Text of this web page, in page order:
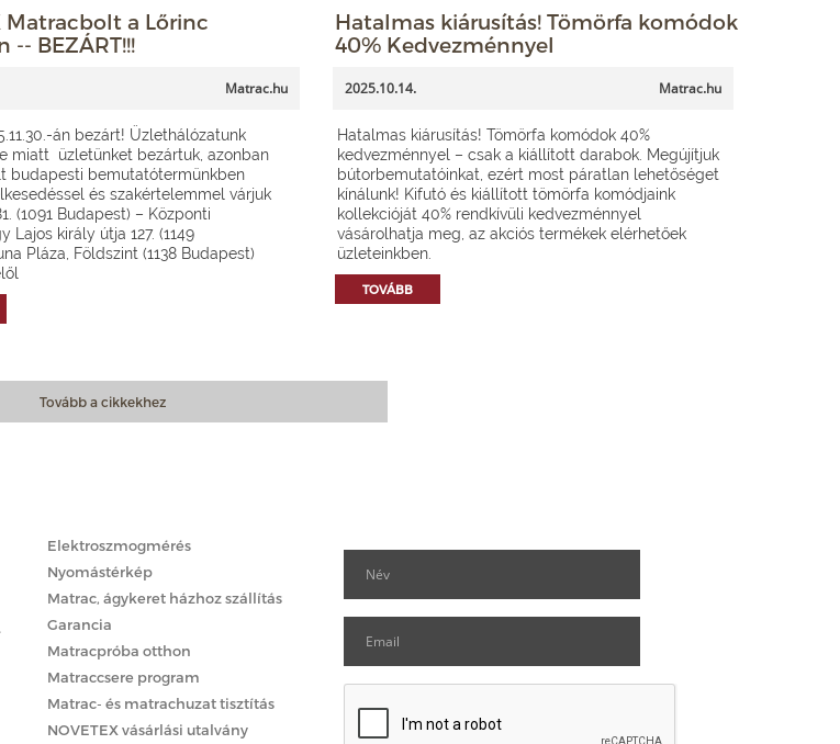
Matracbolt a Lőrinc
-- BEZÁRT!!!
Matrac.hu
án bezárt! Üzlethálózatunk
miatt üzletünket bezártuk, azonban
budapesti bemutatótermünkben
és szakértelemmel várjuk
(1091 Budapest) – Központi
Lajos király útja 127. (1149
Pláza, Földszint (1138 Budapest)
Hatalmas kiárusítás! Tömörfa komódok
40% Kedvezménnyel
2025.10.14. Matrac.hu
Hatalmas kiárusítás! Tömörfa komódok 40%
kedvezménnyel – csak a kiállított darabok. Megújítjuk
bútorbemutatóinkat, ezért most páratlan lehetőséget
kínálunk! Kifutó és kiállított tömörfa komódjaink
kollekcióját 40% rendkívüli kedvezménnyel
vásárolhatja meg, az akciós termékek elérhetőek
üzleteinkben.
TOVÁBB
Tovább a cikkekhez
Elektroszmogmérés
Nyomástérkép
Matrac, ágykeret házhoz szállítás
Garancia
Matracpróba otthon
Matraccsere program
Matrac- és matrachuzat tisztítás
NOVETEX vásárlási utalvány